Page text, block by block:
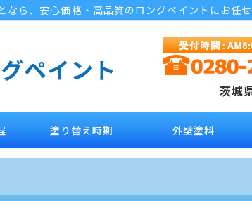
ら、安心価格・高品質のロングペイントにお任せ
ペイント
茨城
塗り替え時期 外壁塗料